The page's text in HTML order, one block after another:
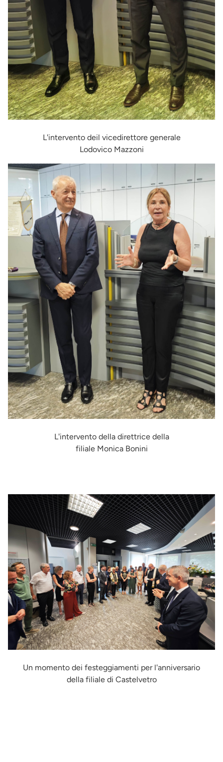
L'intervento deil vicedirettore generale
Lodovico Mazzoni
Immagine
L'intervento della direttrice della
filiale Monica Bonini
Immagine
Un momento dei festeggiamenti per l'anniversario
della filiale di Castelvetro